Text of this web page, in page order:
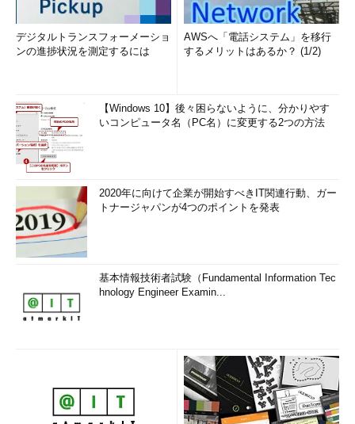
デジタルトランスフォーメーショ
ンの進捗状況を測定するには
AWSへ「電話システム」を移行
するメリットはあるか？ (1/2)
【Windows 10】後々困らないように、分かりやす
いコンピュータ名（PC名）に変更する2つの方法
2020年に向けて企業が開始すべきIT関連行動、ガー
トナージャパンが4つのポイントを発表
基本情報技術者試験（Fundamental Information Tec
hnology Engineer Examin...